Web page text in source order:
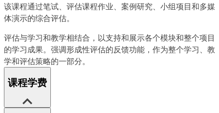
该课程通过笔试、评估课程作业、案例研究、小组项目和多媒
体演示的综合评估。
评估与学习和教学相结合，以支持和展示各个模块和整个项目
的学习成果。强调形成性评估的反馈功能，作为整个学习、教
学和评估策略的一部分。
课程学费